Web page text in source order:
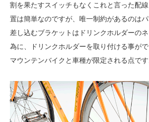
割を果たすスイッチもなくこれと言った配
置は簡単なのですが、唯一制約があるのは
差し込むブラケットはドリンクホルダーの
為に、ドリンクホルダーを取り付ける事が
マウンテンバイクと車種が限定される点です